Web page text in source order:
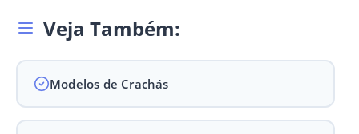
Veja Também:
Modelos de Crachás